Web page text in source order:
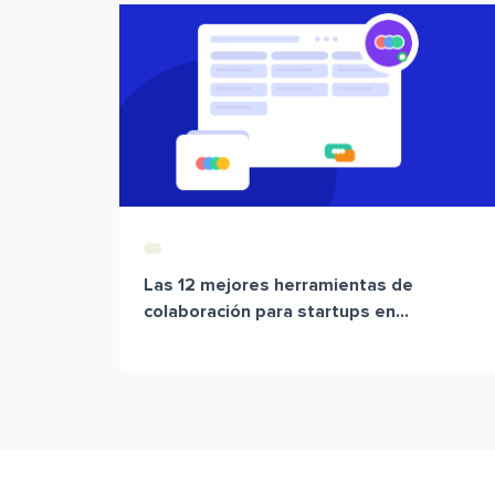
Las 12 mejores herramientas de
colaboración para startups en...